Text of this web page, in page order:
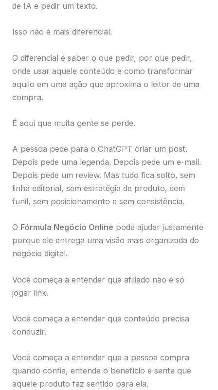
de IA e pedir um texto.
Isso não é mais diferencial.
O diferencial é saber o que pedir, por que pedir,
onde usar aquele conteúdo e como transformar
aquilo em uma ação que aproxima o leitor de uma
compra.
É aqui que muita gente se perde.
A pessoa pede para o ChatGPT criar um post.
Depois pede uma legenda. Depois pede um e-mail.
Depois pede um review. Mas tudo fica solto, sem
linha editorial, sem estratégia de produto, sem
funil, sem posicionamento e sem consistência.
O Fórmula Negócio Online pode ajudar justamente
porque ele entrega uma visão mais organizada do
negócio digital.
Você começa a entender que afiliado não é só
jogar link.
Você começa a entender que conteúdo precisa
conduzir.
Você começa a entender que a pessoa compra
quando confia, entende o benefício e sente que
aquele produto faz sentido para ela.